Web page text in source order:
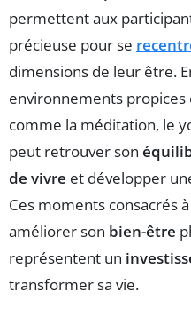
permettent aux
précieuse pour se
dimensions de leur être.
environnements
comme la méditation, le
peut retrouver son
de vivre et développer
Ces moments consacrés
améliorer son bien-être
représentent un
transformer sa vie.